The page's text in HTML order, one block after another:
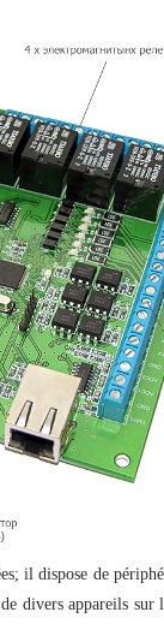
il dispose de
divers appareils sur